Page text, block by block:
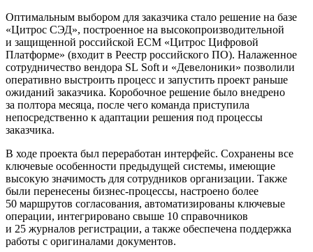
Оптимальным выбором для заказчика стало решение на базе
«Цитрос СЭД», построенное на высокопроизводительной
и защищенной российской ECM «Цитрос Цифровой
Платформе» (входит в Реестр российского ПО). Налаженное
сотрудничество вендора SL Soft и «Девелоники» позволили
оперативно выстроить процесс и запустить проект раньше
ожиданий заказчика. Коробочное решение было внедрено
за полтора месяца, после чего команда приступила
непосредственно к адаптации решения под процессы
заказчика.
В ходе проекта был переработан интерфейс. Сохранены все
ключевые особенности предыдущей системы, имеющие
высокую значимость для сотрудников организации. Также
были перенесены бизнес-процессы, настроено более
50 маршрутов согласования, автоматизированы ключевые
операции, интегрировано свыше 10 справочников
и 25 журналов регистрации, а также обеспечена поддержка
работы с оригиналами документов.